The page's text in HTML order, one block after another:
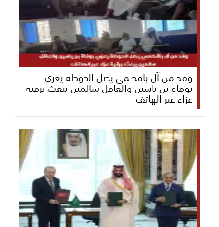
وفد من آل باقطمي يصل الحوطة يعزي
بوفاة بن ياسين والعاقل سالمين يبعث برقية
عزاء عبر الهاتف